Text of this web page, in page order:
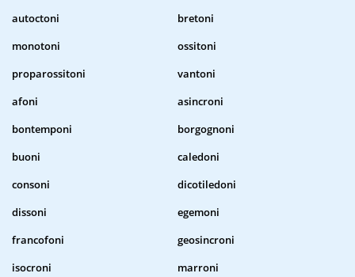
autoctoni
bretoni
monotoni
ossitoni
proparossitoni
vantoni
afoni
asincroni
bontemponi
borgognoni
buoni
caledoni
consoni
dicotiledoni
dissoni
egemoni
francofoni
geosincroni
isocroni
marroni